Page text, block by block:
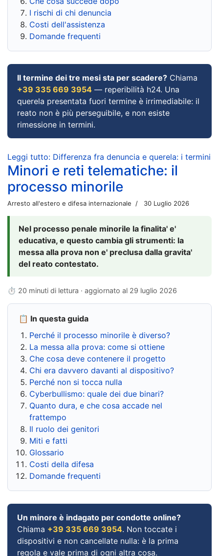
I rischi di chi denuncia
Costi dell'assistenza
Domande frequenti
Il termine dei tre mesi sta per scadere? Chiama
+39 335 669 3954 — reperibilità h24. Una
querela presentata fuori termine è irrimediabile: il
reato non è più perseguibile, e non esiste
rimessione in termini.
Leggi tutto: Differenza fra denuncia e querela: i termini
Minori e reti telematiche: il
processo minorile
Arresto all'estero e difesa internazionale 30 Luglio 2026
Nel processo penale minorile la finalita' e'
educativa, e questo cambia gli strumenti: la
messa alla prova non e' preclusa dalla gravita'
del reato contestato.
⏱ 20 minuti di lettura · aggiornato al 29 luglio 2026
📋 In questa guida
Perché il processo minorile è diverso?
La messa alla prova: come si ottiene
Che cosa deve contenere il progetto
Chi era davvero davanti al dispositivo?
Perché non si tocca nulla
Cyberbullismo: quale dei due binari?
Quanto dura, e che cosa accade nel
frattempo
Il ruolo dei genitori
Miti e fatti
Glossario
Costi della difesa
Domande frequenti
Un minore è indagato per condotte online?
Chiama +39 335 669 3954. Non toccate i
dispositivi e non cancellate nulla: è la prima
regola e vale prima di ogni altra cosa.